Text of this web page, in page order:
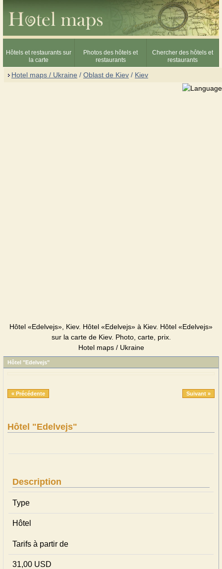
Hôtels et restaurants sur
la carte
Photos des hôtels et
restaurants
Chercher des hôtels et
restaurants
Hotel maps / Ukraine / Oblast de Kiev / Kiev
Hôtel «Edelvejs», Kiev. Hôtel «Edelvejs» à Kiev. Hôtel «Edelvejs»
sur la carte de Kiev. Photo, carte, prix.
Hotel maps / Ukraine
Hôtel "Edelvejs"
« Précédente Suivant »
Hôtel "Edelvejs"
Description
Type
Hôtel
Tarifs à partir de
31,00 USD